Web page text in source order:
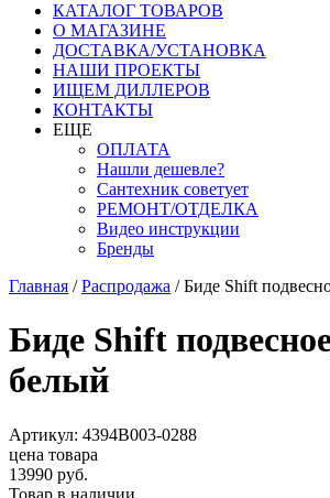
КАТАЛОГ ТОВАРОВ
О МАГАЗИНЕ
ДОСТАВКА/УСТАНОВКА
НАШИ ПРОЕКТЫ
ИЩЕМ ДИЛЛЕРОВ
КОНТАКТЫ
ЕЩЕ
ОПЛАТА
Нашли дешевле?
Сантехник советует
РЕМОНТ/ОТДЕЛКА
Видео инструкции
Бренды
Главная /Распродажа /Биде Shift
Биде Shift
белый
Артикул: 4394В003-0288
цена товара
13990 руб.
Товар в наличии